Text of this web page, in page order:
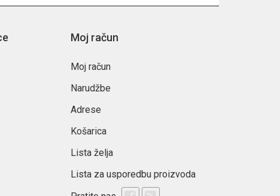
Moj račun
Moj račun
Narudžbe
Adrese
Košarica
Lista želja
Lista za usporedbu proizvoda